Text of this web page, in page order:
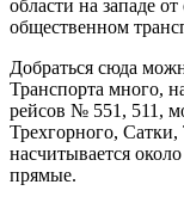
области на западе
общественном
Добраться сюда
Транспорта много,
рейсов № 551, 511,
Трехгорного,
насчитывается
прямые.